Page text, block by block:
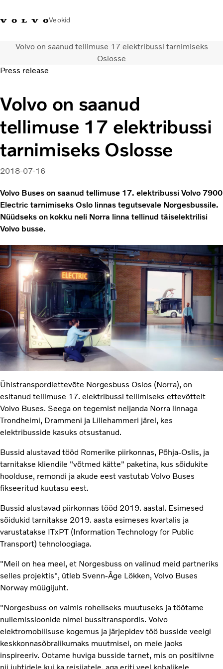
Veokid
+372 671
Volvo Action
Volvo Merchandise
Sisselogimine
Veokid
Teenused
KONTAKTID & ESINDUSED
Uudised
Meist
Kampaaniad
Volvo on saanud tellimuse 17 elektribussi tarnimiseks
Oslosse
Press release
Volvo on saanud
tellimuse 17 elektribussi
tarnimiseks Oslosse
2018-07-16
Volvo Buses on saanud tellimuse 17. elektribussi Volvo 7900
Electric tarnimiseks Oslo linnas tegutsevale Norgesbussile.
Nüüdseks on kokku neli Norra linna tellinud täiselektrilisi
Volvo busse.
Ühistranspordiettevõte Norgesbuss Oslos (Norra), on
esitanud tellimuse 17. elektribussi tellimiseks ettevõttelt
Volvo Buses. Seega on tegemist neljanda Norra linnaga
Trondheimi, Drammeni ja Lillehammeri järel, kes
elektribusside kasuks otsustanud.
Bussid alustavad tööd Romerike piirkonnas, Põhja-Oslis, ja
tarnitakse kliendile "võtmed kätte" paketina, kus sõidukite
hoolduse, remondi ja akude eest vastutab Volvo Buses
fikseeritud kuutasu eest.
Bussid alustavad piirkonnas tööd 2019. aastal. Esimesed
sõidukid tarnitakse 2019. aasta esimeses kvartalis ja
varustatakse ITxPT (Information Technology for Public
Transport) tehnoloogiaga.
"Meil on hea meel, et Norgesbuss on valinud meid partneriks
selles projektis", ütleb Svenn-Åge Lökken, Volvo Buses
Norway müügijuht.
"Norgesbuss on valmis roheliseks muutuseks ja töötame
nullemissioonide nimel bussitranspordis. Volvo
elektromobiilsuse kogemus ja järjepidev töö busside veelgi
keskkonnasõbralikumaks muutmisel, on meie jaoks
inspireeriv. Ootame huviga busside tarnet, mis on positiivne